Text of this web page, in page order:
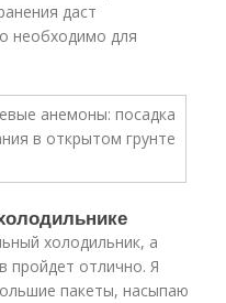
даст
необходимо для
холодильник, а
пройдет отлично. Я
пакеты, насыпаю